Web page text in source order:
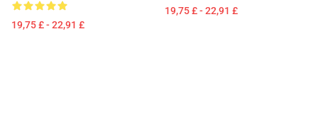
19,75 £ - 22,91 £
19,75 £ - 22,91 £